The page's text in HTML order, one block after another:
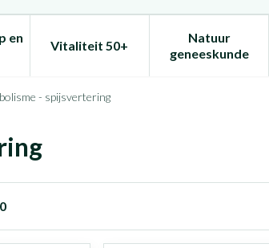
hygiëne categorie
voeding en vitamines categorie
en
submenu voor Zwangerschap en kinderen
Vitaliteit 50+Toon submenu voor Vitaliteit
Natuur
geneeskunde
Toon
- spijsvertering